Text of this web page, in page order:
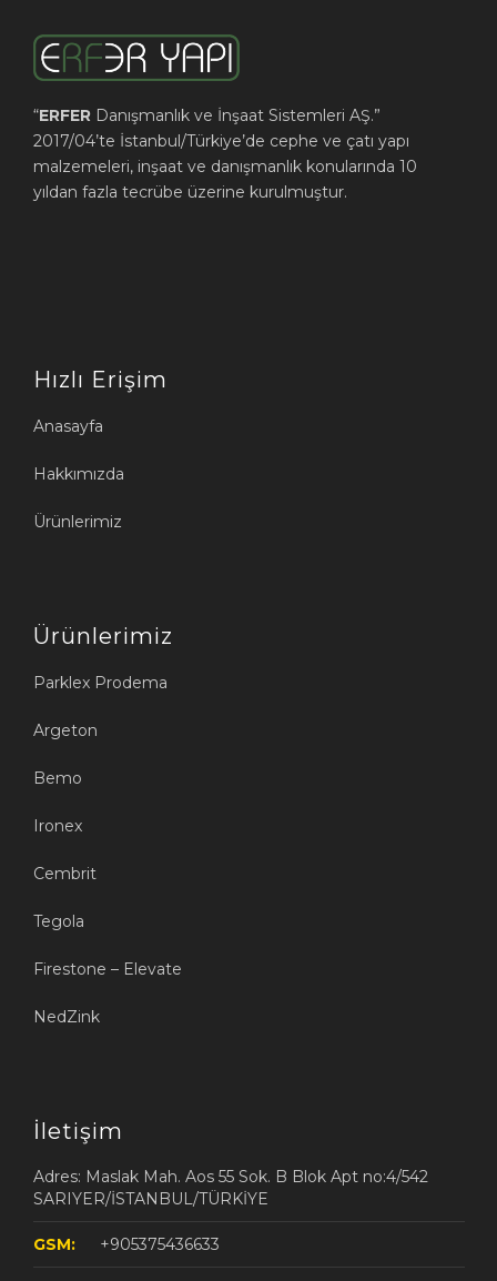
“ERFER Danışmanlık ve İnşaat Sistemleri AŞ.”
2017/04’te İstanbul/Türkiye’de cephe ve çatı yapı
malzemeleri, inşaat ve danışmanlık konularında 10
yıldan fazla tecrübe üzerine kurulmuştur.
Hızlı Erişim
Anasayfa
Hakkımızda
Ürünlerimiz
Ürünlerimiz
Parklex Prodema
Argeton
Bemo
Ironex
Cembrit
Tegola
Firestone – Elevate
NedZink
İletişim
Adres: Maslak Mah. Aos 55 Sok. B Blok Apt no:4/542
SARIYER/İSTANBUL/TÜRKİYE
GSM: +905375436633